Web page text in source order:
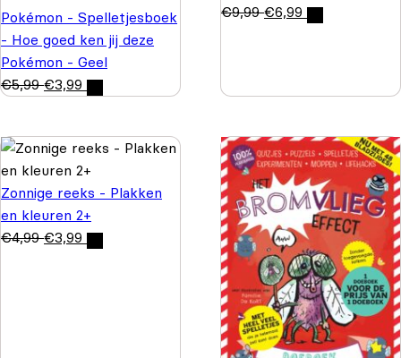
Pokémon - Spelletjesboek
- Hoe goed ken jij deze
Pokémon - Geel
€5,99 €3,99
€9,99 €6,99
Zonnige reeks - Plakken
en kleuren 2+
€4,99 €3,99